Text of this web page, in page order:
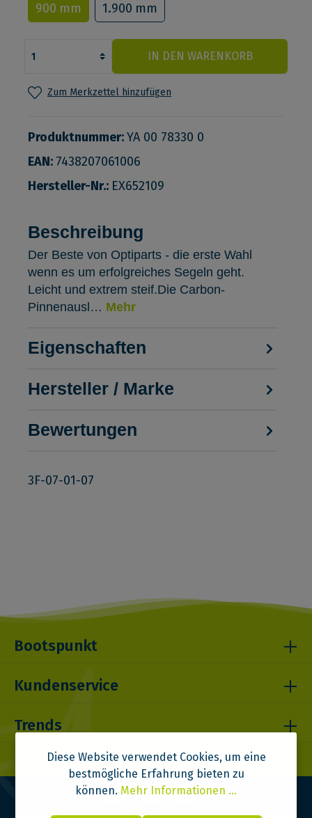
900 mm
1.900 mm
IN DEN WARENKORB
Zum Merkzettel hinzufügen
Produktnummer:YA 00 78330 0
EAN: 7438207061006
Hersteller-Nr.: EX652109
Beschreibung
Der Beste von Optiparts - die erste Wahl
wenn es um erfolgreiches Segeln geht.
Leicht und extrem steif.Die Carbon-
Pinnenausl… Mehr
Eigenschaften
Hersteller / Marke
Bewertungen
3F-07-01-07
Bootspunkt
Kundenservice
Trends
Diese Website verwendet Cookies, um eine
bestmögliche Erfahrung bieten zu
können. Mehr Informationen ...